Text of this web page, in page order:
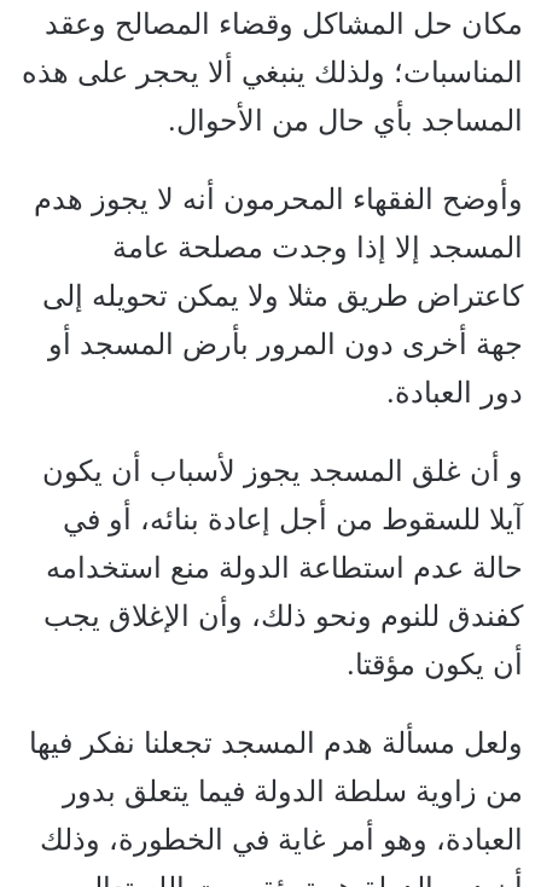
مكان حل المشاكل وقضاء المصالح وعقد
المناسبات؛ ولذلك ينبغي ألا يحجر على هذه
المساجد بأي حال من الأحوال.
وأوضح الفقهاء المحرمون أنه لا يجوز هدم
المسجد إلا إذا وجدت مصلحة عامة
كاعتراض طريق مثلا ولا يمكن تحويله إلى
جهة أخرى دون المرور بأرض المسجد أو
دور العبادة.
و أن غلق المسجد يجوز لأسباب أن يكون
آيلا للسقوط من أجل إعادة بنائه، أو في
حالة عدم استطاعة الدولة منع استخدامه
كفندق للنوم ونحو ذلك، وأن الإغلاق يجب
أن يكون مؤقتا.
ولعل مسألة هدم المسجد تجعلنا نفكر فيها
من زاوية سلطة الدولة فيما يتعلق بدور
العبادة، وهو أمر غاية في الخطورة، وذلك